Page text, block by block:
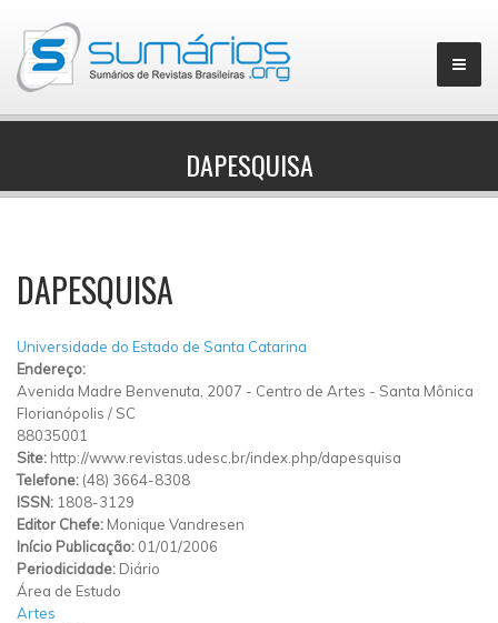
▼
DAPESQUISA
DAPESQUISA
Universidade do Estado de Santa Catarina
Endereço:
Avenida Madre Benvenuta, 2007 - Centro de Artes - Santa Mônica
Florianópolis / SC
88035001
Site: http://www.revistas.udesc.br/index.php/dapesquisa
Telefone: (48) 3664-8308
ISSN: 1808-3129
Editor Chefe: Monique Vandresen
Início Publicação: 01/01/2006
Periodicidade: Diário
Área de Estudo
Artes